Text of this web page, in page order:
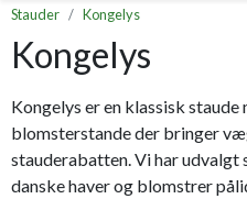
Stauder Kongelys
Kongelys
Kongelys er en klassisk staude
blomsterstande der bringer
stauderabatten. Vi har
danske haver og blomstrer